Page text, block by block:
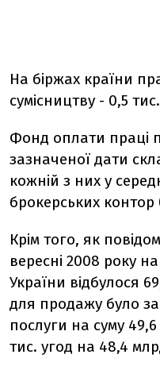
На біржах країни
сумісництву - 0,5
Фонд оплати праці
зазначеної дати
кожній з них у
брокерських контор
Крім того, як
вересні 2008 року
України відбулося
для продажу було
послуги на суму
тис. угод на 48,4